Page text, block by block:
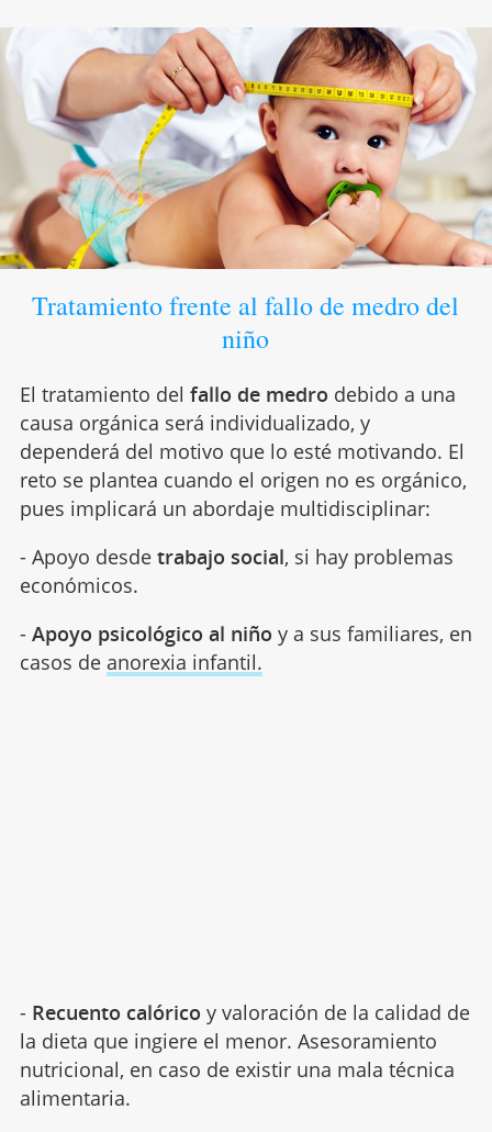
Tratamiento frente al fallo de medro del
niño
El tratamiento del fallo de medro debido a una
causa orgánica será individualizado, y
dependerá del motivo que lo esté motivando. El
reto se plantea cuando el origen no es orgánico,
pues implicará un abordaje multidisciplinar:
- Apoyo desde trabajo social, si hay problemas
económicos.
- Apoyo psicológico al niño y a sus familiares, en
casos de anorexia infantil.
- Recuento calórico y valoración de la calidad de
la dieta que ingiere el menor. Asesoramiento
nutricional, en caso de existir una mala técnica
alimentaria.